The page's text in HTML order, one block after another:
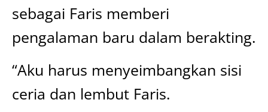
sebagai Faris memberi
pengalaman baru dalam berakting.
“Aku harus menyeimbangkan sisi
ceria dan lembut Faris.